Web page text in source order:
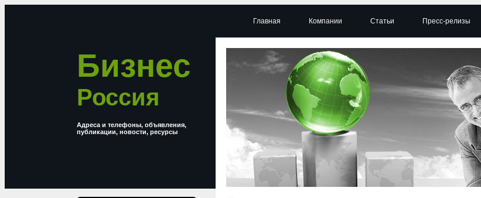
Бизнес
Россия
Адреса и телефоны, объявления,
публикации, новости, ресурсы
Главная Компании Статьи Пресс-релизы